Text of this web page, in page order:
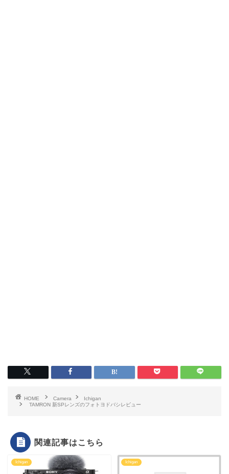
HOME Camera
Ichigan
TAMRON 新SPレンズのフォトヨドバシレビュー
関連記事はこちら
Ichigan Ichigan